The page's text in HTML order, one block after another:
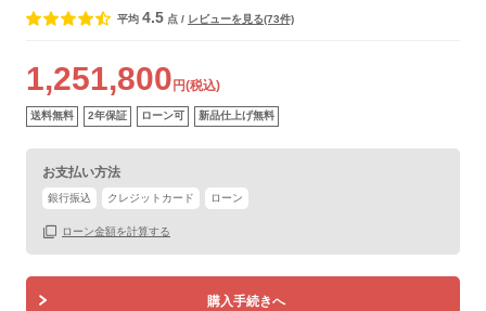
平均 4.5 点 / レビューを見る(73件)
1,251,800 円(税込)
送料無料 2年保証 ローン可 新品仕上げ無料
お支払い方法
銀行振込 クレジットカード ローン
ローン金額を計算する
購入手続きへ